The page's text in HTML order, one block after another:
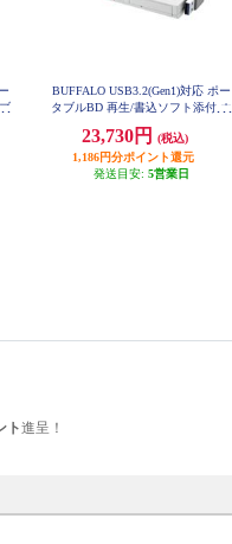
BUFFALO USB3.2(Gen1)対応 ポー
タブルBD 再生/書込ソフト添付 ホ
23,730円
(税込)
1,186円分ポイント還元
発送目安: 5営業日
ト進呈！